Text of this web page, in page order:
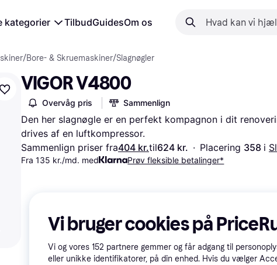
kategorier TilbudGuidesOm os
/Bore- & Skruemaskiner/Slagnøgler
VIGOR V4800
Overvåg pris Sammenlign
Den her slagnøgle er en perfekt kompagnon i dit
drives af en luftkompressor.
Sammenlign priser fra404 kr.til624 kr. · Placering 358 i
Fra 135 kr./md. med Prøv fleksible betalinger*
Vi bruger cookies på
Vi og vores 152 partnere gemmer og får adgang til
eller unikke identifikatorer, på din enhed. Hvis du vælger